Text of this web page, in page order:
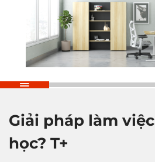
Giải pháp làm việc
học? T+